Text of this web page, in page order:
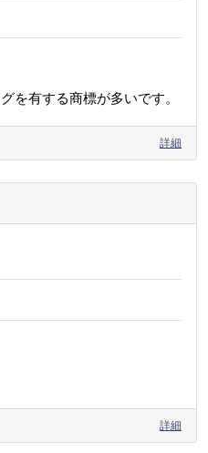
を有する商標が多いです。
詳細
詳細